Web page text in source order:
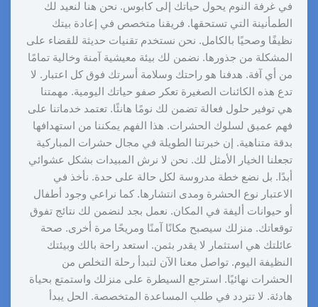
في غرفة النوم يحول حياتك إلى كابوس. نحن هنا لنعيد لك
الطمأنينة التي تستحقها. فريقنا متخصص في إعادة بيتك
نظيفًا وصحيًا بالكامل. نحن نستخدم تقنيات حديثة للقضاء على
المشكلة من جذورها. نضمن لك بيئة معيشية آمنة وخالية تمامًا
من أي آفة. هدفنا هو راحتك وسلامة أسرتك فوق كل اعتبار. لا
تدع هذه الكائنات الصغيرة تعكر صفو حياتك اليومية. مهمتنا
هي توفير حلول فعالة تضمن لك نومًا هانئًا. تعتمد خدماتنا على
فهم عميق لسلوك الحشرات. هذا الفهم يمكننا من استهدافها
بدقة متناهية. إن خبرتنا الطويلة في مجال حشرات المباركية
تجعلنا الخيار الأمثل لك. نحن لا نرش المبيدات بشكل عشوائي
أبدًا. بل نضع خطة مدروسة لكل حالة على حدة. نأخذ في
الاعتبار نوع الحشرة ومدى انتشارها. كما نراعي وجود أطفال
أو حيوانات أليفة في المكان. نعمل بجد لنضمن لك نتائج تفوق
توقعاتك. منزلك سيصبح مكانًا آمنًا ومريحًا مرة أخرى. صحة
عائلتك هي استثمار لا يقدر بثمن. استعد راحة بالك وبيئتك
النظيفة اليوم. تواصل معنا الآن لتبدأ رحلة التخلص من
الحشرات نهائيًا. استرجع السيطرة على منزلك واستمتع بحياة
هادئة. لا تتردد في طلب المساعدة المتخصصة. الحل يبدأ